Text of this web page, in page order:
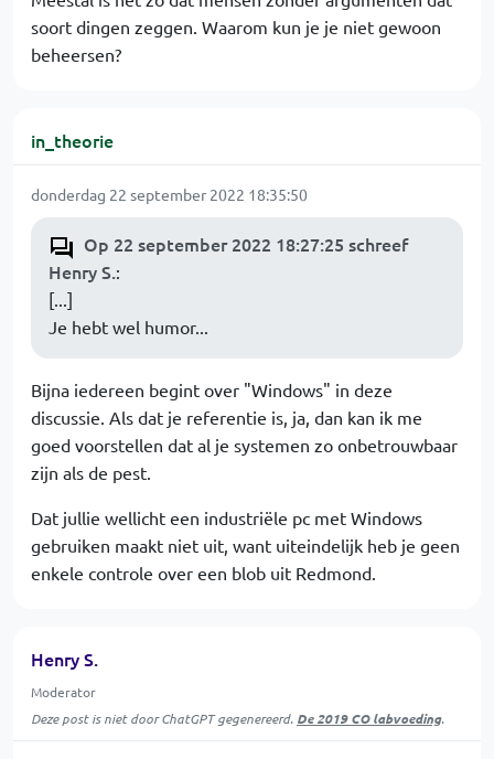
soort dingen zeggen. Waarom kun je je niet gewoon
beheersen?
in_theorie
donderdag 22 september 2022 18:35:50
Op 22 september 2022 18:27:25 schreef
Henry S.:
[...]
Je hebt wel humor...
Bijna iedereen begint over "Windows" in deze
discussie. Als dat je referentie is, ja, dan kan ik me
goed voorstellen dat al je systemen zo onbetrouwbaar
zijn als de pest.
Dat jullie wellicht een industriële pc met Windows
gebruiken maakt niet uit, want uiteindelijk heb je geen
enkele controle over een blob uit Redmond.
Henry S.
Moderator
Deze post is niet door ChatGPT gegenereerd. De 2019 CO labvoeding.